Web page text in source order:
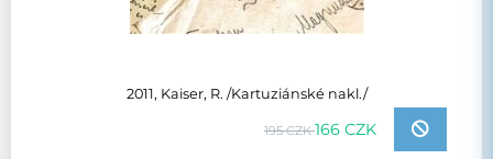
2011, Kaiser, R. /Kartuziánské nakl./
195 CZK166 CZK